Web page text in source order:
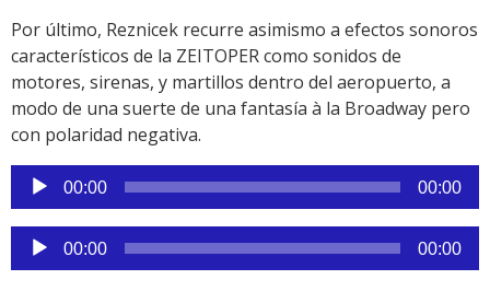
Por último, Reznicek recurre asimismo a efectos sonoros
característicos de la ZEITOPER como sonidos de
motores, sirenas, y martillos dentro del aeropuerto, a
modo de una suerte de una fantasía à la Broadway pero
con polaridad negativa.
Reproductor
de
audio
00:00 00:00
Reproductor
de
00:00 00:00